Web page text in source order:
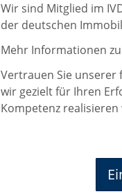
Wir sind Mitglied im
der deutschen
Mehr Informationen
Vertrauen Sie unserer
wir gezielt für Ihren
Kompetenz